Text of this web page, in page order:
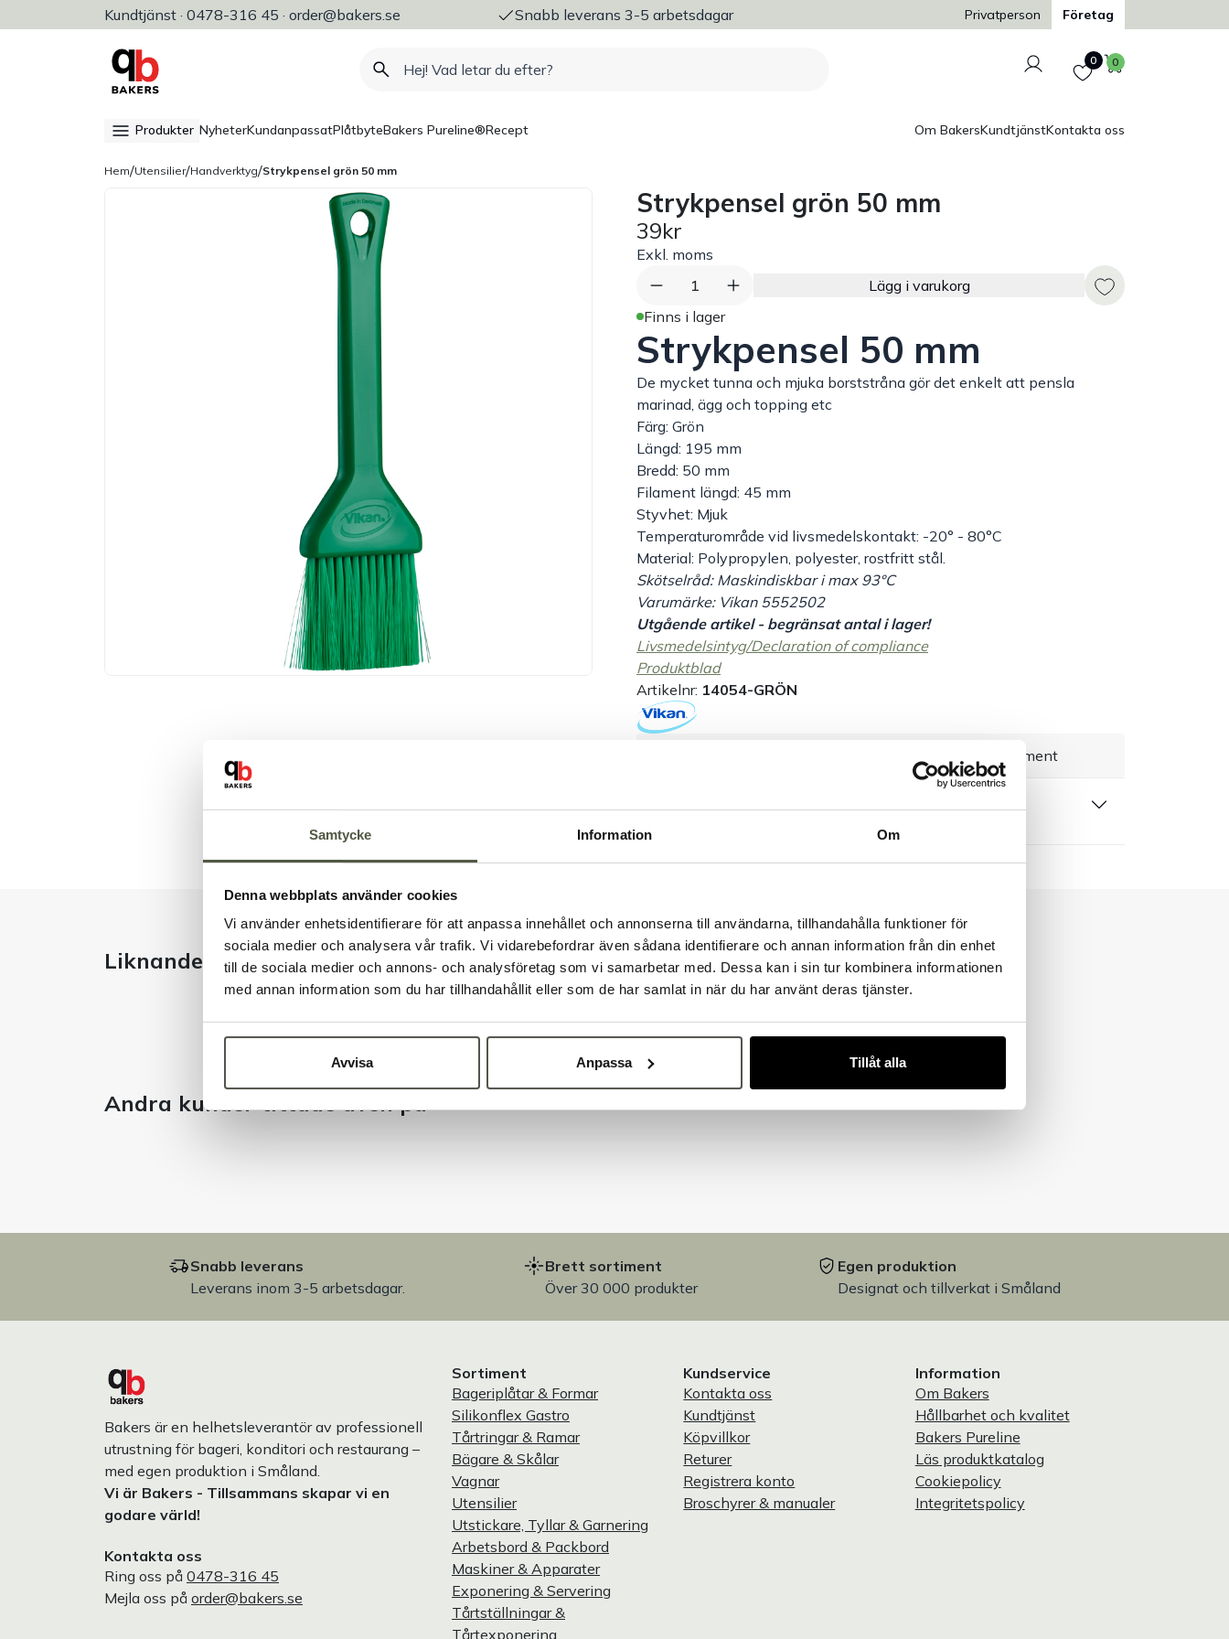
Samtycke Information Om
Denna webbplats använder cookies
Vi använder enhetsidentifierare för att anpassa innehållet och annonserna till användarna, tillhandahålla funktioner för
sociala medier och analysera vår trafik. Vi vidarebefordrar även sådana identifierare och annan information från din enhet
till de sociala medier och annons- och analysföretag som vi samarbetar med. Dessa kan i sin tur kombinera informationen
med annan information som du har tillhandahållit eller som de har samlat in när du har använt deras tjänster.
Avvisa Anpassa Tillåt alla
Kundtjänst · 0478-316 45 · order@bakers.se
Allt för bageri, konditori & restaurang Snabb leverans 3-5 arbetsdagar Trygg och säker betalning
Privatperson Företag
Logga in
Favoriter
0 Varukorg
0
Produkter NyheterKundanpassatPlåtbyteBakers Pureline®Recept Om BakersKundtjänstKontakta oss
Hem/Utensilier/Handverktyg/Strykpensel grön 50 mm
Strykpensel grön 50 mm
39kr
Exkl. moms
1
Lägg i varukorg
Finns i lager
Strykpensel 50 mm
De mycket tunna och mjuka borststråna gör det enkelt att pensla
marinad, ägg och topping etc
Färg: Grön
Längd: 195 mm
Bredd: 50 mm
Filament längd: 45 mm
Styvhet: Mjuk
Temperaturområde vid livsmedelskontakt: -20° - 80°C
Material: Polypropylen, polyester, rostfritt stål.
Skötselråd: Maskindiskbar i max 93°C
Varumärke: Vikan 5552502
Utgående artikel - begränsat antal i lager!
Livsmedelsintyg/Declaration of compliance
Produktblad
Artikelnr: 14054-GRÖN
Brett sortiment
Dokument & produktblad
Liknande produkter
Andra kunder tittade även på
Snabb leverans
Leverans inom 3-5 arbetsdagar.
Brett sortiment
Över 30 000 produkter
Egen produktion
Designat och tillverkat i Småland
Bakers är en helhetsleverantör av professionell
utrustning för bageri, konditori och restaurang –
med egen produktion i Småland.
Vi är Bakers - Tillsammans skapar vi en
godare värld!
Kontakta oss
Ring oss på 0478-316 45
Mejla oss på order@bakers.se
Sortiment
Bageriplåtar & Formar
Silikonflex Gastro
Tårtringar & Ramar
Bägare & Skålar
Vagnar
Utensilier
Utstickare, Tyllar & Garnering
Arbetsbord & Packbord
Maskiner & Apparater
Exponering & Servering
Tårtställningar &
Tårtexponering
Kundservice
Kontakta oss
Kundtjänst
Köpvillkor
Returer
Registrera konto
Broschyrer & manualer
Information
Om Bakers
Hållbarhet och kvalitet
Bakers Pureline
Läs produktkatalog
Cookiepolicy
Integritetspolicy
Välkommen till Bakers!
Handlar du som företag eller privatperson?
Fortsätt som privatperson
Fortsätt som företag